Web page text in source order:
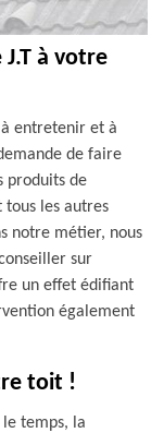
à votre
entretenir et à
de faire
produits de
les autres
notre métier, nous
sur
un effet édifiant
également
toit !
temps, la